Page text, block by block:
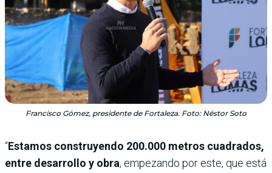
Francisco Gómez, presidente de Fortaleza. Foto: Néstor Soto
“Estamos construyendo 200.000 metros cuadrados,
entre desarrollo y obra, empezando por este, que está